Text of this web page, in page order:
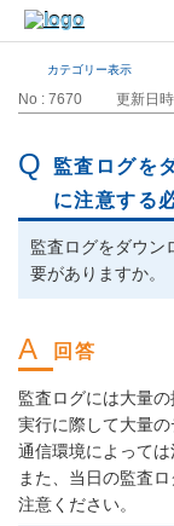
カテゴリー表示
No : 7670 更新日
監査ログを
に注意する
監査ログをダウン
要がありますか。
監査ログには大量
実行に際して大量の
通信環境によっては
また、当日の監査
注意ください。